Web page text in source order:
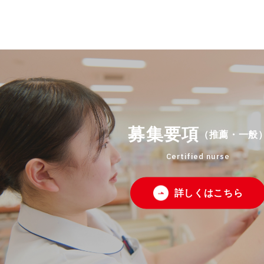
募集要項 （推薦・一般
Certified nurse
詳しくはこちら